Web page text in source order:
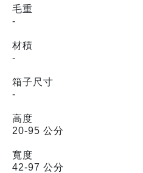
毛重
-
材積
-
箱子尺寸
-
高度
20-95 公分
寬度
42-97 公分